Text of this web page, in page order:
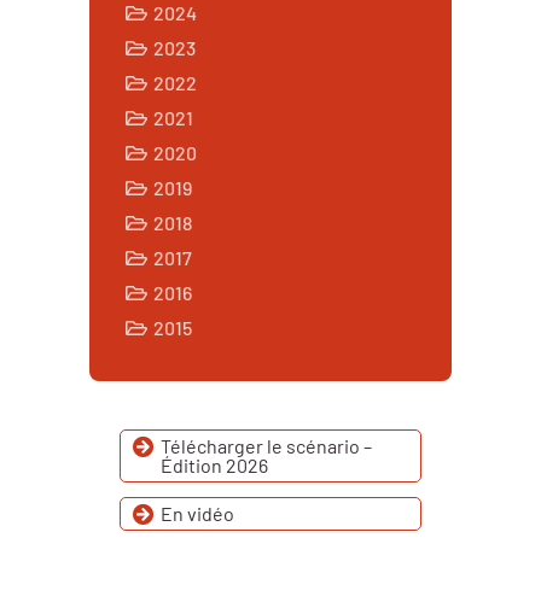
2024
2023
2022
2021
2020
2019
2018
2017
2016
2015
Télécharger le scénario –
Édition 2026
En vidéo